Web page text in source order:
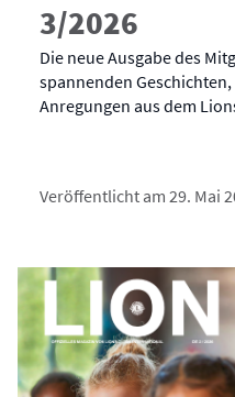
3/2026
Die neue Ausgabe des
spannenden
Anregungen aus dem
Veröffentlicht am 29. Mai